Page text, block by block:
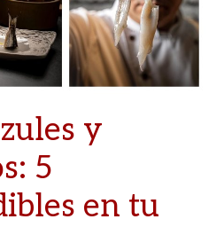
y
5
en tu